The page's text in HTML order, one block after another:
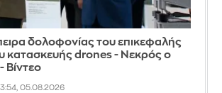
δολοφονίας του επικεφαλής
κατασκευής drones - Νεκρός ο
Βίντεο
05.08.2026